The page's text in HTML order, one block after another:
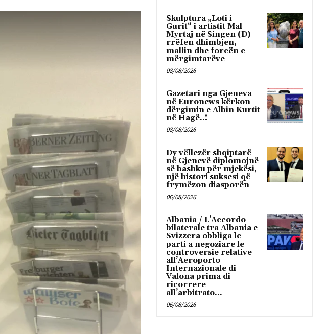
Skulptura „Loti i
Gurit“ i artistit Mal
Myrtaj në Singen (D)
rrëfen dhimbjen,
mallin dhe forcën e
mërgimtarëve
08/08/2026
Gazetari nga Gjeneva
në Euronews kërkon
dërgimin e Albin Kurtit
në Hagë..!
08/08/2026
Dy vëllezër shqiptarë
në Gjenevë diplomojnë
së bashku për mjekësi,
një histori suksesi që
frymëzon diasporën
06/08/2026
Albania / L’Accordo
bilaterale tra Albania e
Svizzera obbliga le
parti a negoziare le
controversie relative
all’Aeroporto
Internazionale di
Valona prima di
ricorrere
all’arbitrato...
06/08/2026